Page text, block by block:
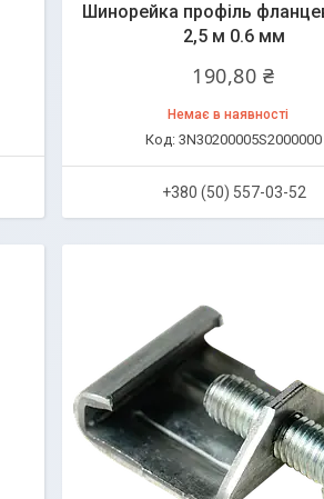
Шинорейка профіль
2,5 м 0.6 мм
190,80 ₴
Немає в наявності
3N30200005S2000000
+380 (50) 557-03-52